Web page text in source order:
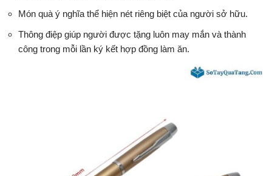
Món quà ý nghĩa thể hiện nét riêng biệt của người sở hữu.
Thông điệp giúp người được tặng luôn may mắn và thành
công trong mỗi lần ký kết hợp đồng làm ăn.